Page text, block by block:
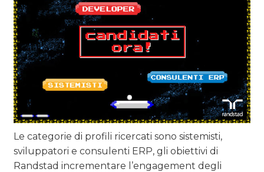
Le categorie di profili ricercati sono sistemisti,
sviluppatori e consulenti ERP, gli obiettivi di
Randstad incrementare l’engagement degli